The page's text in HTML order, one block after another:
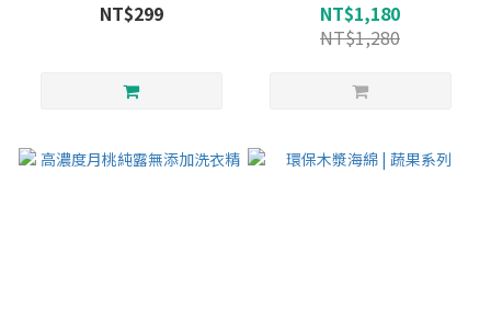
NT$299
NT$1,180
NT$1,280